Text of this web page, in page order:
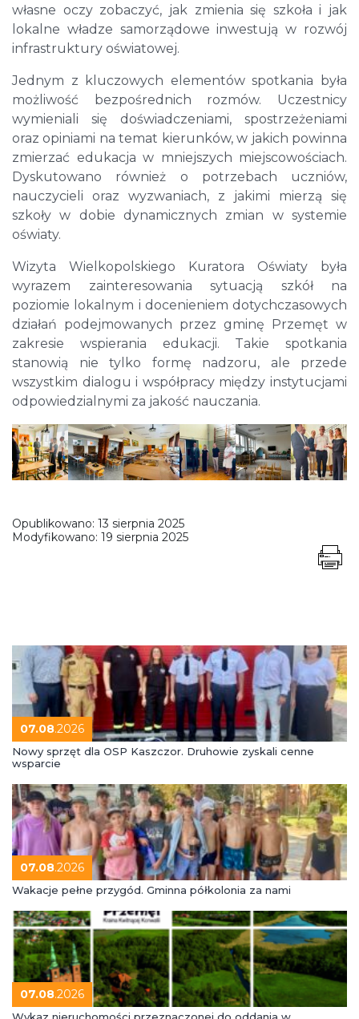
własne oczy zobaczyć, jak zmienia się szkoła i jak
lokalne władze samorządowe inwestują w rozwój
infrastruktury oświatowej.
Jednym z kluczowych elementów spotkania była
możliwość bezpośrednich rozmów. Uczestnicy
wymieniali się doświadczeniami, spostrzeżeniami
oraz opiniami na temat kierunków, w jakich powinna
zmierzać edukacja w mniejszych miejscowościach.
Dyskutowano również o potrzebach uczniów,
nauczycieli oraz wyzwaniach, z jakimi mierzą się
szkoły w dobie dynamicznych zmian w systemie
oświaty.
Wizyta Wielkopolskiego Kuratora Oświaty była
wyrazem zainteresowania sytuacją szkół na
poziomie lokalnym i docenieniem dotychczasowych
działań podejmowanych przez gminę Przemęt w
zakresie wspierania edukacji. Takie spotkania
stanowią nie tylko formę nadzoru, ale przede
wszystkim dialogu i współpracy między instytucjami
odpowiedzialnymi za jakość nauczania.
Opublikowano: 13 sierpnia 2025
Modyfikowano: 19 sierpnia 2025
07.08.2026
Nowy sprzęt dla OSP Kaszczor. Druhowie zyskali cenne
wsparcie
07.08.2026
Wakacje pełne przygód. Gminna półkolonia za nami
07.08.2026